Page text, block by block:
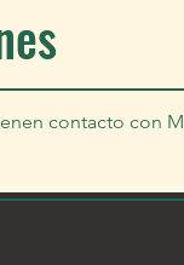
contacto con